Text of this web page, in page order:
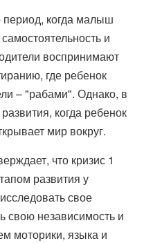
период, когда малыш
и
воспринимают
где ребенок
– "рабами". Однако, в
когда ребенок
мир вокруг.
что кризис 1
развития у
свое
свою независимость и
моторики, языка и